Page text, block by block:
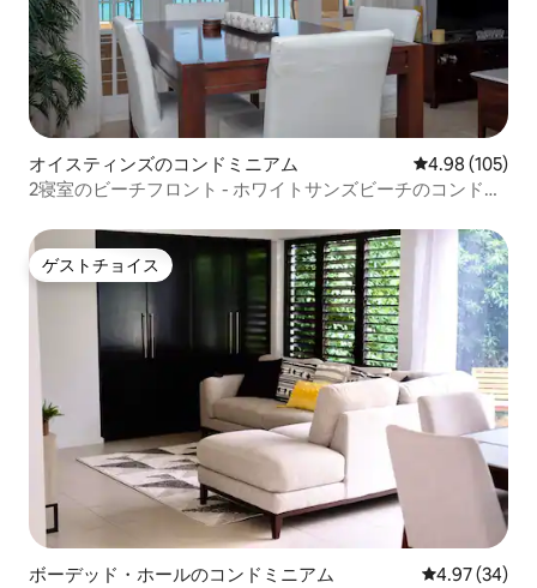
オイスティンズのコンドミニアム レビュー105
4.98 (105)
2寝室のビーチフロント - ホワイトサンズビーチのコンドミ
ゲストチョイス
ゲストチョイス
ボーデッド・ホールのコンドミニアム レビュー34
4.97 (34)